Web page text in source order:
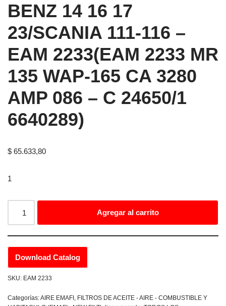
BENZ 14 16 17
23/SCANIA 111-116 –
EAM 2233(EAM 2233 MR
135 WAP-165 CA 3280
AMP 086 – C 24650/1
6640289)
$ 65.633,80
1
Agregar al carrito
Download Catalog
SKU: EAM 2233
Categorías:AIRE EMAFI , FILTROS DE ACEITE - AIRE - COMBUSTIBLE Y